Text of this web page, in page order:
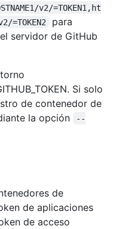
v2/=TOKEN1,ht
=TOKEN2
para
servidor de GitHub
Si solo
de contenedor de
la opción
--
de
de aplicaciones
de acceso